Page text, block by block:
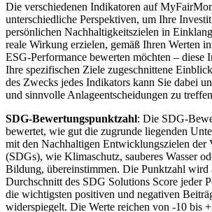
Die verschiedenen Indikatoren auf
unterschiedliche Perspektiven, um Ihre
persönlichen Nachhaltigkeitszielen in
reale Wirkung erzielen, gemäß Ihren Werten
ESG-Performance bewerten möchten – diese
Ihre spezifischen Ziele zugeschnittene
des Zwecks jedes Indikators kann Sie dabei
und sinnvolle Anlageentscheidungen zu
SDG-Bewertungspunktzahl: Die SDG-
bewertet, wie gut die zugrunde liegenden
mit den Nachhaltigen Entwicklungszielen der
(SDGs), wie Klimaschutz, sauberes Wasser
Bildung, übereinstimmen. Die Punktzahl wird
Durchschnitt des SDG Solutions Score jeder
die wichtigsten positiven und negativen
widerspiegelt. Die Werte reichen von -10 bis